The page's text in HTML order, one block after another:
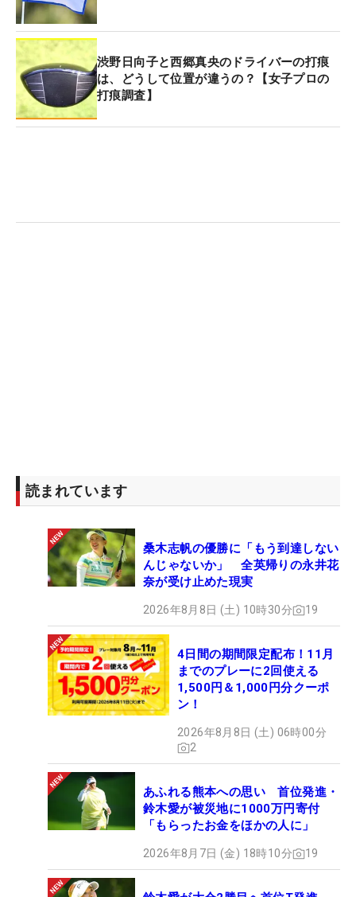
渋野日向子と西郷真央のドライバーの打痕
は、どうして位置が違うの？【女子プロの
打痕調査】
読まれています
桑木志帆の優勝に「もう到達しない
んじゃないか」 全英帰りの永井花
奈が受け止めた現実
2026年8月8日 (土) 10時30分 19
4日間の期間限定配布！11月
までのプレーに2回使える
1,500円＆1,000円分クーポ
ン！
2026年8月8日 (土) 06時00分
2
あふれる熊本への思い 首位発進・
鈴木愛が被災地に1000万円寄付
「もらったお金をほかの人に」
2026年8月7日 (金) 18時10分 19